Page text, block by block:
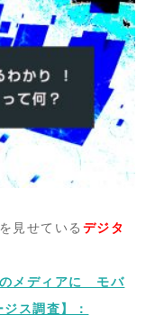
見せている デジタ
のメディアに モバ
ス調査】：